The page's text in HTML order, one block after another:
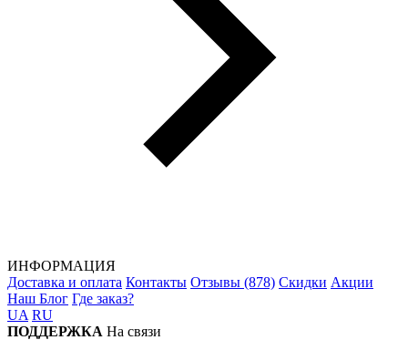
ИНФОРМАЦИЯ
Доставка и оплата Контакты Отзывы (878) Скидки Акции
Наш Блог Где заказ?
UA RU
ПОДДЕРЖКА На связи